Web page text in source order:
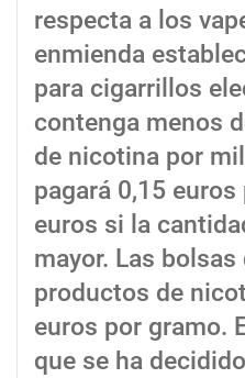
respecta a los
enmienda
para cigarrillos
contenga menos
de nicotina por
pagará 0,15
euros si la
mayor. Las
productos de
euros por gramo.
que se ha